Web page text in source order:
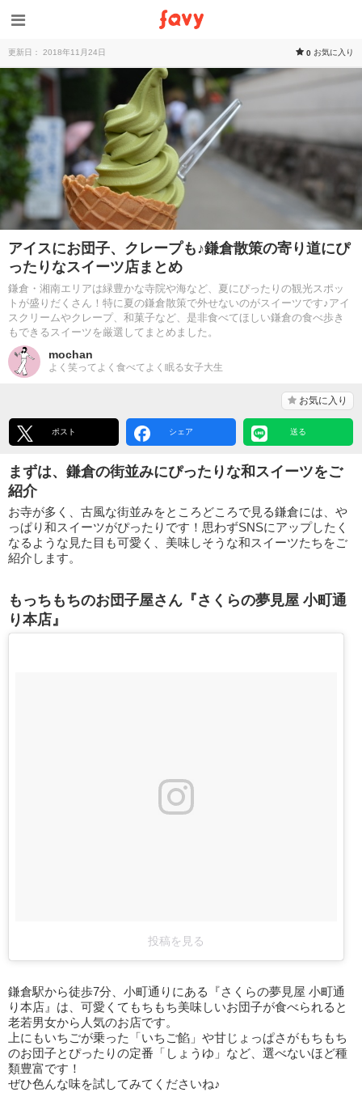
更新日： 2018年11月24日 0 お気に入り
アイスにお団子、クレープも♪鎌倉散策の寄り道にぴ
ったりなスイーツ店まとめ
鎌倉・湘南エリアは緑豊かな寺院や海など、夏にぴったりの観光スポッ
トが盛りだくさん！特に夏の鎌倉散策で外せないのがスイーツです♪アイ
スクリームやクレープ、和菓子など、是非食べてほしい鎌倉の食べ歩き
もできるスイーツを厳選してまとめました。
mochan
よく笑ってよく食べてよく眠る女子大生
お気に入り
ポスト シェア 送る
まずは、鎌倉の街並みにぴったりな和スイーツをご
紹介
お寺が多く、古風な街並みをところどころで見る鎌倉には、や
っぱり和スイーツがぴったりです！思わずSNSにアップしたく
なるような見た目も可愛く、美味しそうな和スイーツたちをご
紹介します。
もっちもちのお団子屋さん『さくらの夢見屋 小町通
り本店』
投稿を見る
鎌倉駅から徒歩7分、小町通りにある『さくらの夢見屋 小町通
り本店』は、可愛くてもちもち美味しいお団子が食べられると
老若男女から人気のお店です。
上にもいちごが乗った「いちご餡」や甘じょっぱさがもちもち
のお団子とぴったりの定番「しょうゆ」など、選べないほど種
類豊富です！
ぜひ色んな味を試してみてくださいね♪